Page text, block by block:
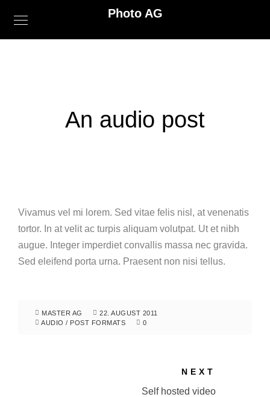
Photo AG
An audio post
Vivamus vel mi lorem. Sed vitae felis nisl, at venenatis
tortor. In at velit ac turpis aliquam volutpat. Ut et nibh
augue. Integer imperdiet convallis massa nec gravida.
Sed eleifend porta urna. Praesent non nisi tellus.
MASTER AG
22. AUGUST 2011
AUDIO / POST FORMATS 0
NEXT
Self hosted video